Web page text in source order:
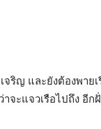
ริญ และยังต้องพา
ะแจวเรือไปถึง อีก